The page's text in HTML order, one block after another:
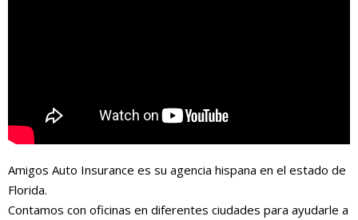
Amigos Auto Insurance es su agencia hispana en el estado de
Florida.
Contamos con oficinas en diferentes ciudades para ayudarle a